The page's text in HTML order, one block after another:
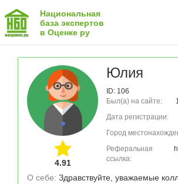
Национальная
база экспертов
в Оценке ру
4.91
Юлия
ID: 106
Был(а) на сайте:
Дата регистрации:
Город
Реферальная
ссылка:
О себе: Здравствуйте, уважаемые